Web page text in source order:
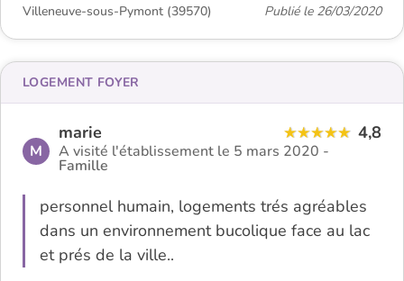
Villeneuve-sous-Pymont (39570) Publié le 26/03/2020
M
marie 4,8
A visité l'établissement le 5 mars 2020 -
Famille
personnel humain, logements trés agréables
dans un environnement bucolique face au lac
et prés de la ville..
LOGEMENT FOYER